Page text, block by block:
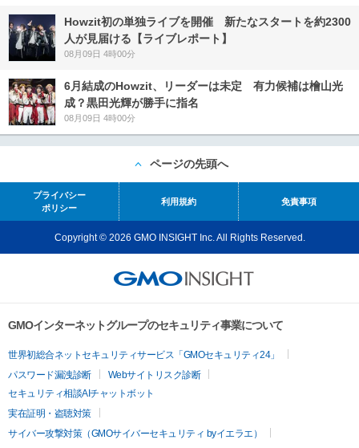
Howzit初の単独ライブを開催 新たなスタートを約2300
人が見届ける【ライブレポート】
08月09日 4時00分
6月結成のHowzit、リーダーは未定 有力候補は檜山光
成？黒田光輝が勝手に指名
08月09日 4時00分
ページの先頭へ
プライバシー
ポリシー
利用規約 免責事項
Copyright © 2026 GMO INSIGHT Inc. All Rights Reserved.
GMOインターネットグループのセキュリティ事業について
世界初総合ネットセキュリティサービス「GMOセキュリティ24」
パスワード漏洩診断
Webサイトリスク診断
セキュリティ相談AIチャットボット
実在証明・盗聴対策
サイバー攻撃対策（GMOサイバーセキュリティ byイエラエ）